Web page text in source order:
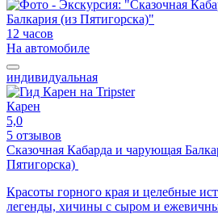
12 часов
На автомобиле
индивидуальная
Карен
5,0
5 отзывов
Сказочная Кабарда и чарующая
Пятигорска)
Красоты горного края и целебные
легенды, хичины с сыром и